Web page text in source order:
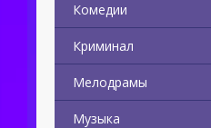
Комедии
Криминал
Мелодрамы
Музыка